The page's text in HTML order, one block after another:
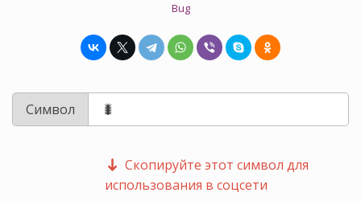
Bug
Символ
Скопируйте этот символ для
использования в соцсети